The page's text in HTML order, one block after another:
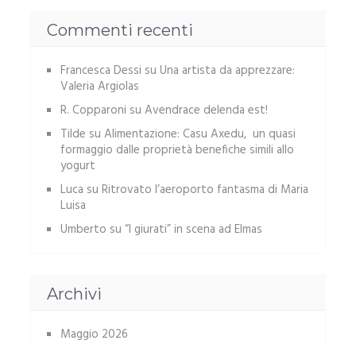
Commenti recenti
Francesca Dessi su Una artista da apprezzare:
Valeria Argiolas
R. Copparoni su Avendrace delenda est!
Tilde su Alimentazione: Casu Axedu, un quasi
formaggio dalle proprietà benefiche simili allo
yogurt
Luca su Ritrovato l’aeroporto fantasma di Maria
Luisa
Umberto su “I giurati” in scena ad Elmas
Archivi
Maggio 2026